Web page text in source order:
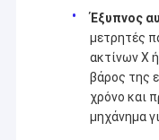
Έξυπνος
μετρητές
ακτίνων Χ
βάρος της
χρόνο και
μηχάνημα